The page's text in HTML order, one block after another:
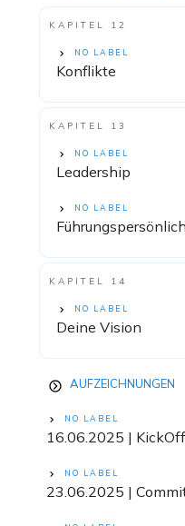
KAPITEL 12
NO LABEL
Konflikte
KAPITEL 13
NO LABEL
Leadership
NO LABEL
KAPITEL 14
NO LABEL
Deine Vision
AUFZEICHNUNGEN
NO LABEL
16.06.2025 | KickOff
NO LABEL
23.06.2025 |